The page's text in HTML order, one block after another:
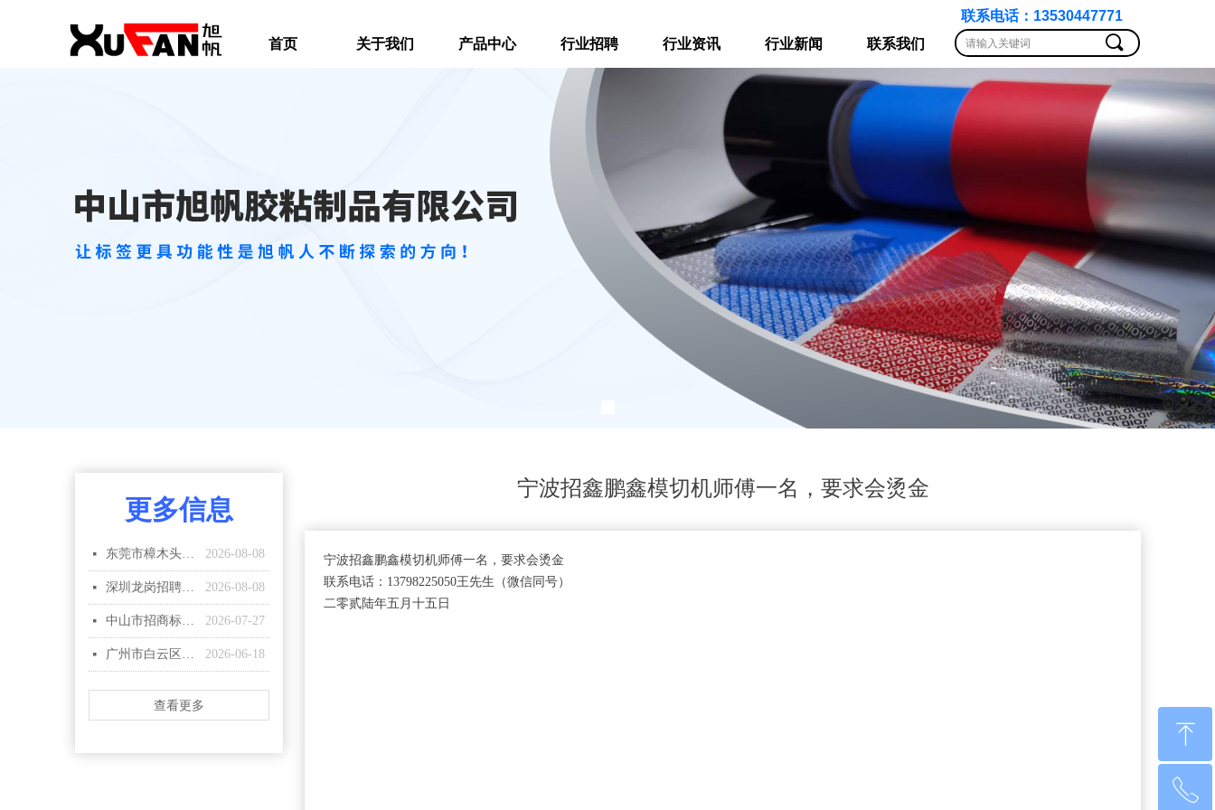
首页 关于我们 产品中心 行业招聘 行业资讯 行业新闻 联系我们 끠
联系电话：13530447771
宁波招鑫鹏鑫模切机师傅一名，要求会烫金
宁波招鑫鹏鑫模切机师傅一名，要求会烫金
联系电话：13798225050王先生（微信同号）
二零贰陆年五月十五日
更多信息
2026-08-08
넷 东莞市樟木头招聘商标机师傅
2026-08-08
넷 深圳龙岗招聘图加特半轮转师傅
2026-07-27
넷 中山市招商标机师傅2名
2026-06-18
넷 广州市白云区招5名商标机师傅
查看更多
ꁸ
回到顶部
ꂅ